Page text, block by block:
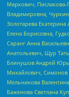
Маркович,
Владимировна,
Золотарева
Елена Борисовна,
Саранг Анна
Анатольевич, Щур
Блинушов Андрей
Михайлович, Симонов
Мельникова
Баженова Светлана